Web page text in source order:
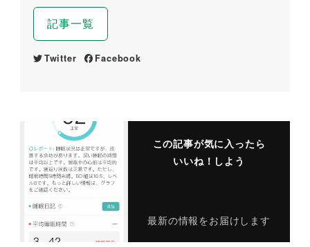
記事一覧
Twitter Facebook
この記事が気に入ったら
いいね！しよう
最新の情報をお届けします